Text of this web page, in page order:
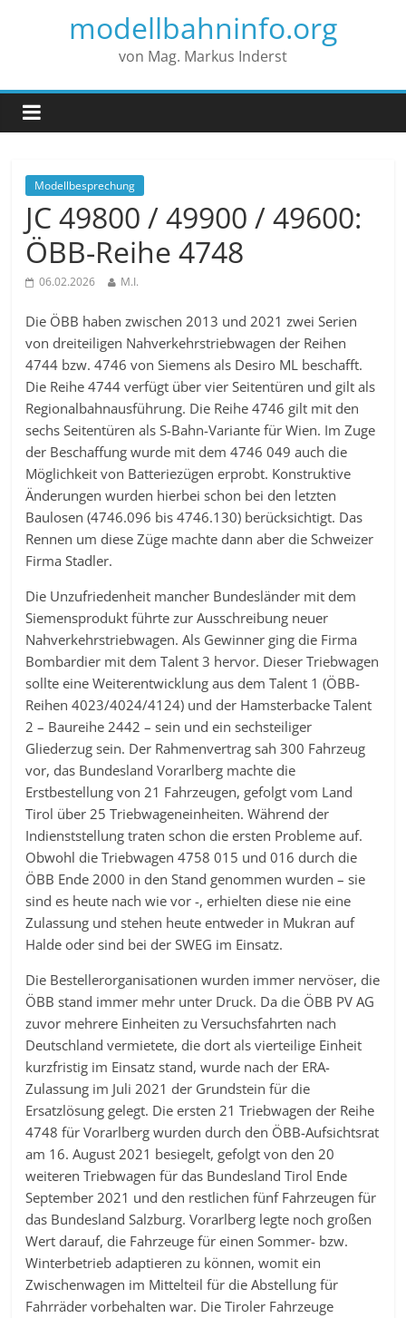
modellbahninfo.org
von Mag. Markus Inderst
Modellbesprechung
JC 49800 / 49900 / 49600:
ÖBB-Reihe 4748
06.02.2026 M.I.
Die ÖBB haben zwischen 2013 und 2021 zwei Serien
von dreiteiligen Nahverkehrstriebwagen der Reihen
4744 bzw. 4746 von Siemens als Desiro ML beschafft.
Die Reihe 4744 verfügt über vier Seitentüren und gilt als
Regionalbahnausführung. Die Reihe 4746 gilt mit den
sechs Seitentüren als S-Bahn-Variante für Wien. Im Zuge
der Beschaffung wurde mit dem 4746 049 auch die
Möglichkeit von Batteriezügen erprobt. Konstruktive
Änderungen wurden hierbei schon bei den letzten
Baulosen (4746.096 bis 4746.130) berücksichtigt. Das
Rennen um diese Züge machte dann aber die Schweizer
Firma Stadler.
Die Unzufriedenheit mancher Bundesländer mit dem
Siemensprodukt führte zur Ausschreibung neuer
Nahverkehrstriebwagen. Als Gewinner ging die Firma
Bombardier mit dem Talent 3 hervor. Dieser Triebwagen
sollte eine Weiterentwicklung aus dem Talent 1 (ÖBB-
Reihen 4023/4024/4124) und der Hamsterbacke Talent
2 – Baureihe 2442 – sein und ein sechsteiliger
Gliederzug sein. Der Rahmenvertrag sah 300 Fahrzeug
vor, das Bundesland Vorarlberg machte die
Erstbestellung von 21 Fahrzeugen, gefolgt vom Land
Tirol über 25 Triebwageneinheiten. Während der
Indienststellung traten schon die ersten Probleme auf.
Obwohl die Triebwagen 4758 015 und 016 durch die
ÖBB Ende 2000 in den Stand genommen wurden – sie
sind es heute nach wie vor -, erhielten diese nie eine
Zulassung und stehen heute entweder in Mukran auf
Halde oder sind bei der SWEG im Einsatz.
Die Bestellerorganisationen wurden immer nervöser, die
ÖBB stand immer mehr unter Druck. Da die ÖBB PV AG
zuvor mehrere Einheiten zu Versuchsfahrten nach
Deutschland vermietete, die dort als vierteilige Einheit
kurzfristig im Einsatz stand, wurde nach der ERA-
Zulassung im Juli 2021 der Grundstein für die
Ersatzlösung gelegt. Die ersten 21 Triebwagen der Reihe
4748 für Vorarlberg wurden durch den ÖBB-Aufsichtsrat
am 16. August 2021 besiegelt, gefolgt von den 20
weiteren Triebwagen für das Bundesland Tirol Ende
September 2021 und den restlichen fünf Fahrzeugen für
das Bundesland Salzburg. Vorarlberg legte noch großen
Wert darauf, die Fahrzeuge für einen Sommer- bzw.
Winterbetrieb adaptieren zu können, womit ein
Zwischenwagen im Mittelteil für die Abstellung für
Fahrräder vorbehalten war. Die Tiroler Fahrzeuge